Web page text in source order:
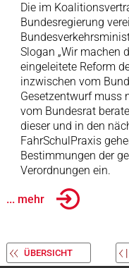
Die im
Bundesregierung
Slogan „Wir machen
eingeleitete Reform
inzwischen vom
Gesetzentwurf muss
vom Bundesrat
dieser und in den
FahrSchulPraxis
Bestimmungen der
Verordnungen ein.
... mehr
ÜBERSICHT